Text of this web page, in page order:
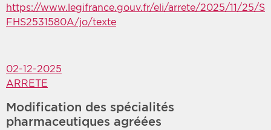
https://www.legifrance.gouv.fr/eli/arrete/2025/11/25/S
FHS2531580A/jo/texte
02-12-2025
ARRETE
Modification des spécialités
pharmaceutiques agréées